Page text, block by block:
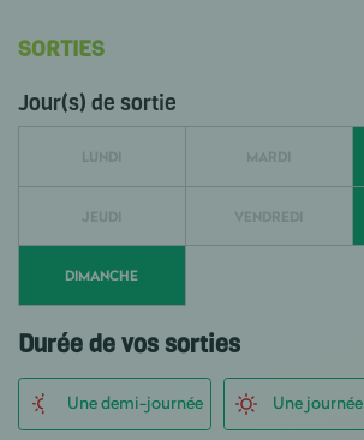
SORTIES
Jour(s) de sortie
LUNDI MARDI
JEUDI VENDREDI
DIMANCHE
Durée de vos sorties
Une demi-journée Une journée